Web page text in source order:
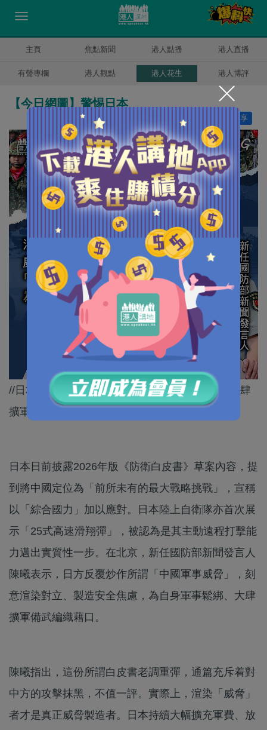
主頁 焦點新聞 港人點播 港人直播
有聲專欄 港人觀點 港人花生 港人博評
【今日網圖】警惕日本
分享
讚好
//日本賊喊捉賊，目的就係為咗自身軍事鬆綁、大肆
擴軍備武編織藉口。//
日本日前披露2026年版《防衛白皮書》草案內容，提
到將中國定位為「前所未有的最大戰略挑戰」，宣稱
以「綜合國力」加以應對。日本陸上自衛隊亦首次展
示「25式高速滑翔彈」，被認為是其主動遠程打擊能
力邁出實質性一步。在北京，新任國防部新聞發言人
陳曦表示，日方反覆炒作所謂「中國軍事威脅」，刻
意渲染對立、製造安全焦慮，為自身軍事鬆綁、大肆
擴軍備武編織藉口。
陳曦指出，這份所謂白皮書老調重彈，通篇充斥着對
中方的攻擊抹黑，不值一評。實際上，渲染「威脅」
者才是真正威脅製造者。日本持續大幅擴充軍費、放